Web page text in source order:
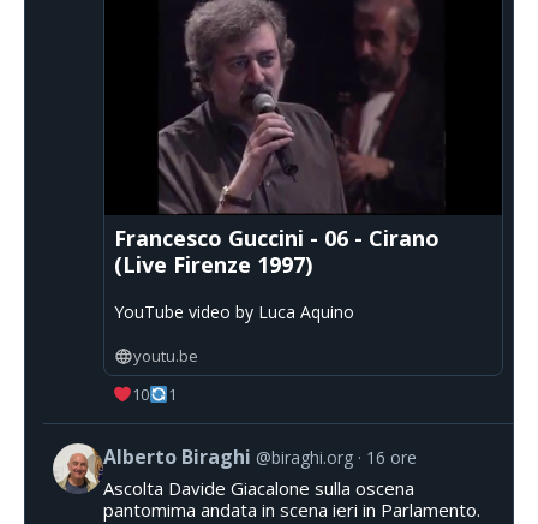
Francesco Guccini - 06 - Cirano
(Live Firenze 1997)
YouTube video by Luca Aquino
youtu.be
10
1
Alberto Biraghi @biraghi.org 16 ore
Ascolta Davide Giacalone sulla oscena
pantomima andata in scena ieri in Parlamento.